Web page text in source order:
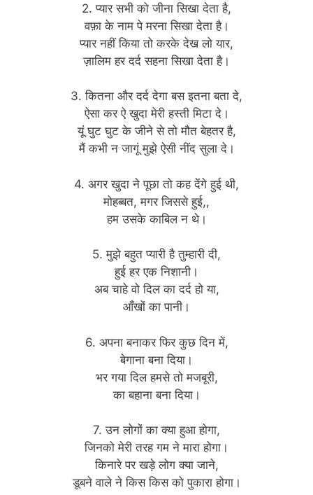
2. प्यार सभी को जीना सिखा देता है,
वफ़ा के नाम पे मरना सिखा देता है।
प्यार नहीं किया तो करके देख लो यार,
ज़ालिम हर दर्द सहना सिखा देता है।
3. कितना और दर्द देगा बस इतना बता दे,
ऐसा कर ऐ खुदा मेरी हस्ती मिटा दे।
यूं घुट घुट के जीने से तो मौत बेहतर है,
मैं कभी न जागूं मुझे ऐसी नींद सुला दे।
4. अगर खुदा ने पूछा तो कह देंगे हुई थी,
मोहब्बत, मगर जिससे हुई,,
हम उसके काबिल न थे।
5. मुझे बहुत प्यारी है तुम्हारी दी,
हुई हर एक निशानी।
अब चाहे वो दिल का दर्द हो या,
आँखों का पानी।
6. अपना बनाकर फिर कुछ दिन में,
बेगाना बना दिया।
भर गया दिल हमसे तो मजबूरी,
का बहाना बना दिया।
7. उन लोगों का क्या हुआ होगा,
जिनको मेरी तरह गम ने मारा होगा।
किनारे पर खड़े लोग क्या जाने,
डूबने वाले ने किस किस को पुकारा होगा।